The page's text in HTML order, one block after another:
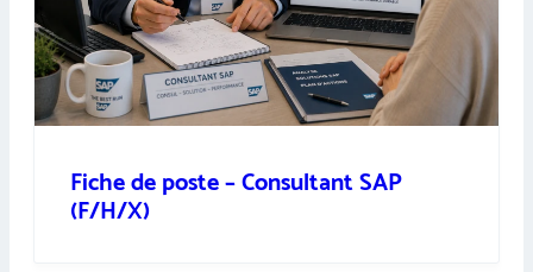
Fiche de poste – Consultant SAP
(F/H/X)